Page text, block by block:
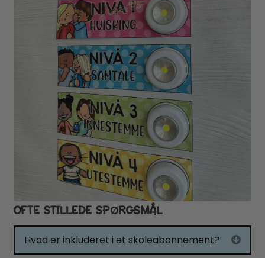
OFTE STILLEDE SPØRGSMÅL
Hvad er inkluderet i et skoleabonnement?